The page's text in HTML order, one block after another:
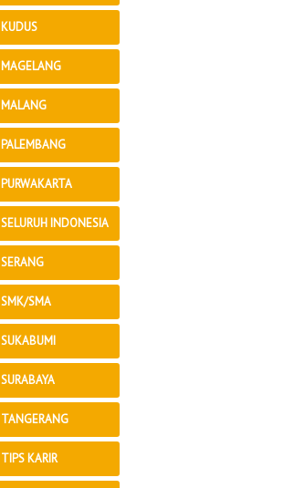
KUDUS
MAGELANG
MALANG
PALEMBANG
PURWAKARTA
SELURUH INDONESIA
SERANG
SMK/SMA
SUKABUMI
SURABAYA
TANGERANG
TIPS KARIR